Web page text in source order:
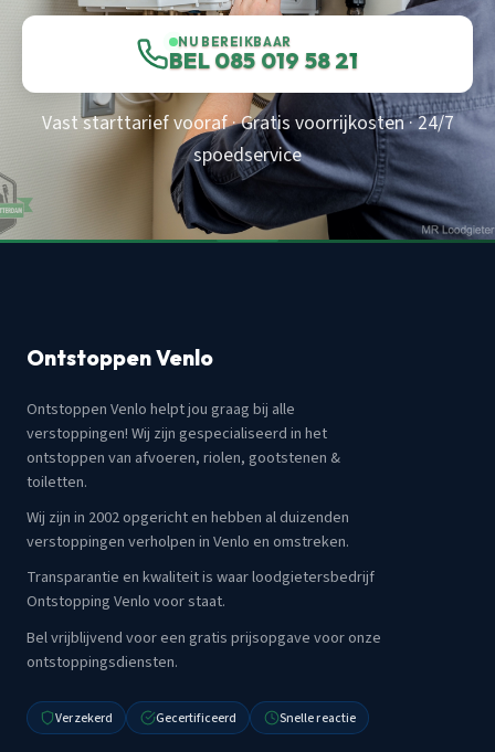
NU BEREIKBAAR
BEL 085 019 58 21
Vast starttarief vooraf · Gratis voorrijkosten · 24/7
spoedservice
Ontstoppen Venlo
Ontstoppen Venlo helpt jou graag bij alle
verstoppingen! Wij zijn gespecialiseerd in het
ontstoppen van afvoeren, riolen, gootstenen &
toiletten.
Wij zijn in 2002 opgericht en hebben al duizenden
verstoppingen verholpen in Venlo en omstreken.
Transparantie en kwaliteit is waar loodgietersbedrijf
Ontstopping Venlo voor staat.
Bel vrijblijvend voor een gratis prijsopgave voor onze
ontstoppingsdiensten.
Verzekerd Gecertificeerd Snelle reactie